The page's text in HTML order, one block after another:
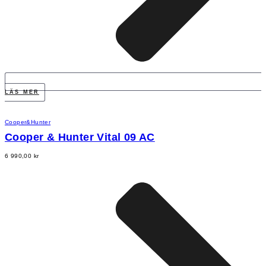
LÄS MER
Cooper&Hunter
Cooper & Hunter Vital 09 AC
6 990,00 kr